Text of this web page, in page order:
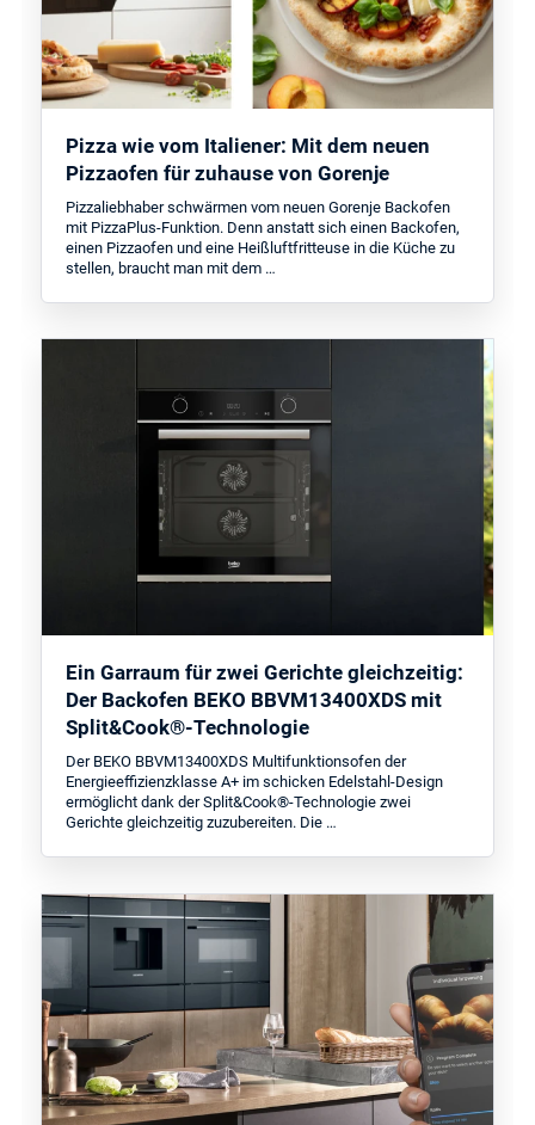
Pizza wie vom Italiener: Mit dem neuen
Pizzaofen für zuhause von Gorenje
Pizzaliebhaber schwärmen vom neuen Gorenje Backofen
mit PizzaPlus-Funktion. Denn anstatt sich einen Backofen,
einen Pizzaofen und eine Heißluftfritteuse in die Küche zu
stellen, braucht man mit dem …
Ein Garraum für zwei Gerichte gleichzeitig:
Der Backofen BEKO BBVM13400XDS mit
Split&Cook®-Technologie
Der BEKO BBVM13400XDS Multifunktionsofen der
Energieeffizienzklasse A+ im schicken Edelstahl-Design
ermöglicht dank der Split&Cook®-Technologie zwei
Gerichte gleichzeitig zuzubereiten. Die …